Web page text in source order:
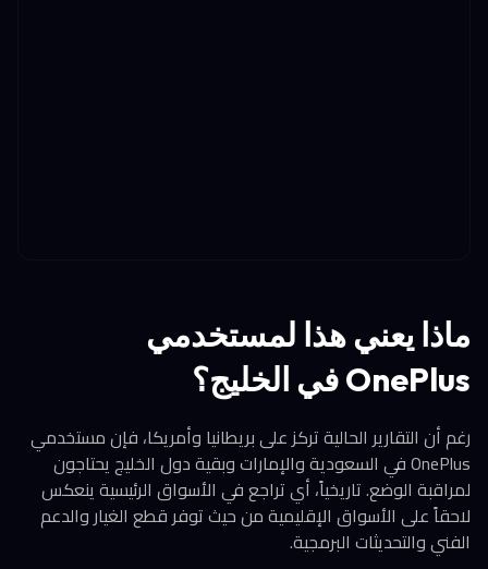
ماذا يعني هذا لمستخدمي
OnePlus في الخليج؟
رغم أن التقارير الحالية تركز على بريطانيا وأمريكا، فإن مستخدمي
OnePlus في السعودية والإمارات وبقية دول الخليج يحتاجون
لمراقبة الوضع. تاريخياً، أي تراجع في الأسواق الرئيسية ينعكس
لاحقاً على الأسواق الإقليمية من حيث توفر قطع الغيار والدعم
الفني والتحديثات البرمجية.